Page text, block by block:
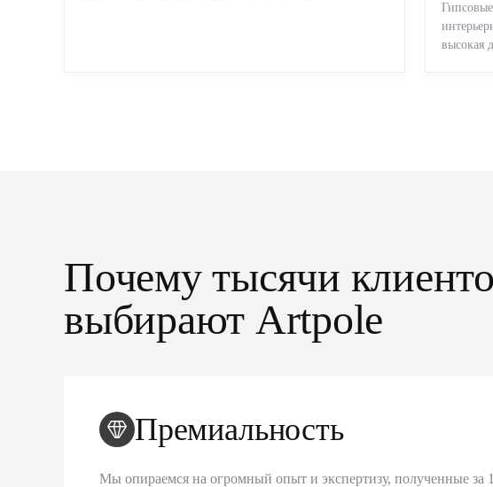
высокая
Почему тысячи
выбирают Artpole
Премиальность
Мы опираемся на огромный опыт и экспертизу, полученные за